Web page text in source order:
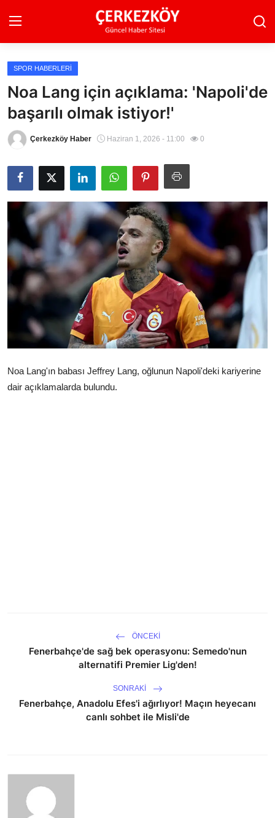
Ana Sayfa
Son Dakika
Ekonomi Haberleri
Magazin Haberleri
Spor Haberleri
Teknoloji Haberleri
Dünya Haberleri
Çerkezköy
SPOR HABERLERI
Noa Lang için açıklama: 'Napoli'de
başarılı olmak istiyor!'
Çerkezköy Haber Haziran 1, 2026 - 11:00 0
Noa Lang'ın babası Jeffrey Lang, oğlunun Napoli'deki kariyerine
dair açıklamalarda bulundu.
ÖNCEKI
Fenerbahçe'de sağ bek operasyonu: Semedo'nun
alternatifi Premier Lig'den!
SONRAKI
Fenerbahçe, Anadolu Efes'i ağırlıyor! Maçın heyecanı
canlı sohbet ile Misli'de